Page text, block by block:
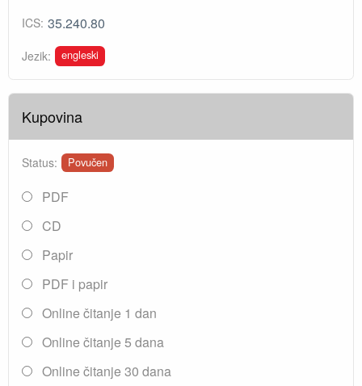
ICS: 35.240.80
Jezik: engleski
Kupovina
Status: Povučen
PDF
CD
Papir
PDF i papir
Online čitanje 1 dan
Online čitanje 5 dana
Online čitanje 30 dana